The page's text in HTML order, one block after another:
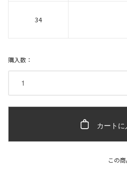
34
購入数：
カートに
この